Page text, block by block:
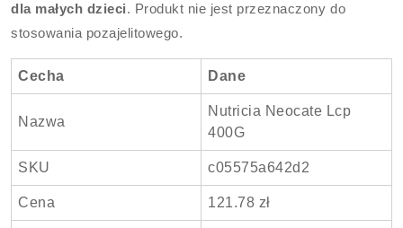
dla małych dzieci. Produkt nie jest przeznaczony do
stosowania pozajelitowego.
Cecha Dane
Nazwa
Nutricia Neocate Lcp
400G
SKU c05575a642d2
Cena 121.78 zł